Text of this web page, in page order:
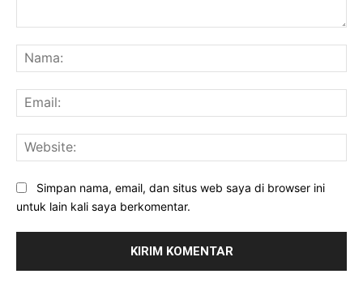
Simpan nama, email, dan situs web saya di browser ini
untuk lain kali saya berkomentar.